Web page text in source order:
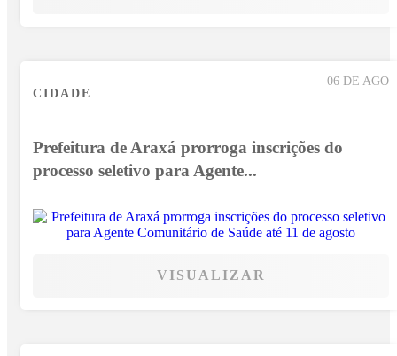
06 DE AGO
CIDADE
Prefeitura de Araxá prorroga inscrições do
processo seletivo para Agente...
VISUALIZAR